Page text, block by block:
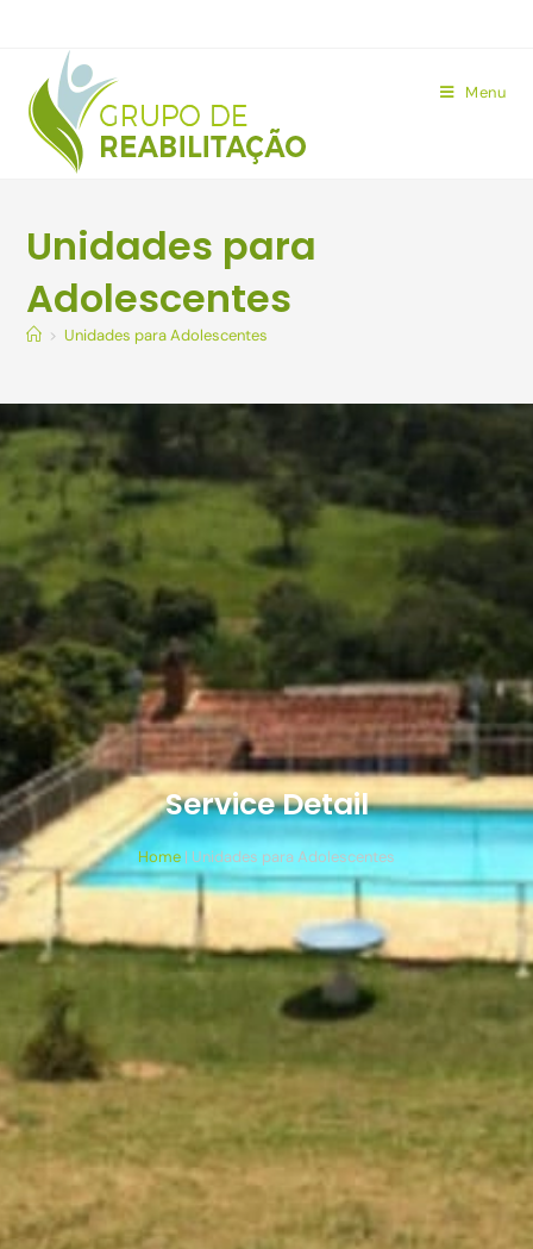
Menu
Unidades para
Adolescentes
> Unidades para Adolescentes
Service Detail
Home | Unidades para Adolescentes